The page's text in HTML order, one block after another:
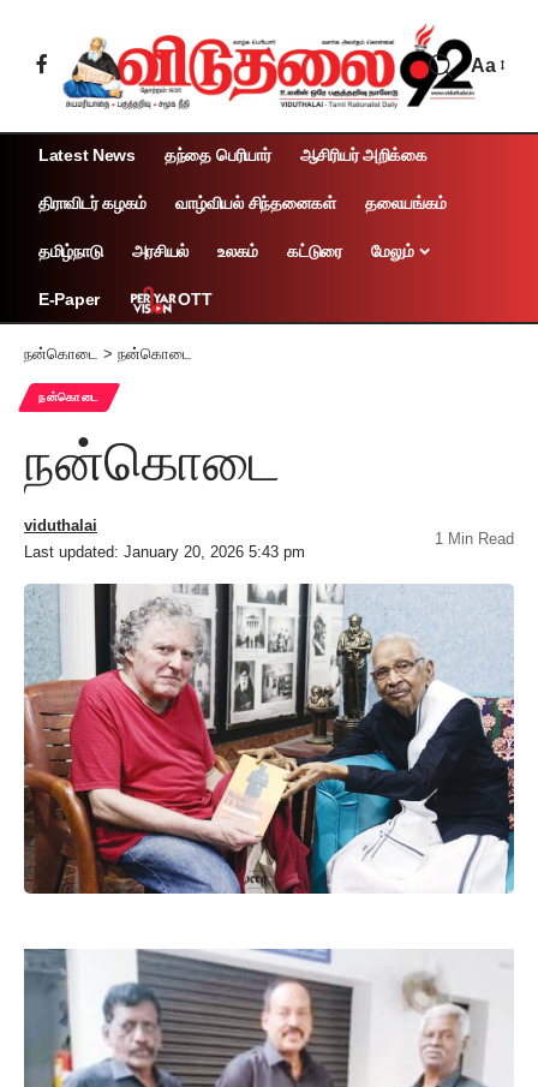
Aa
Latest News தந்தை பெரியார் ஆசிரியர் அறிக்கை
திராவிடர் கழகம் வாழ்வியல் சிந்தனைகள் தலையங்கம்
தமிழ்நாடு அரசியல் உலகம் கட்டுரை மேலும்
E-Paper OTT
நன்கொடை > நன்கொடை
நன்கொடை
நன்கொடை
Last updated: January 20, 2026 5:43 pm
viduthalai
1 Min Read